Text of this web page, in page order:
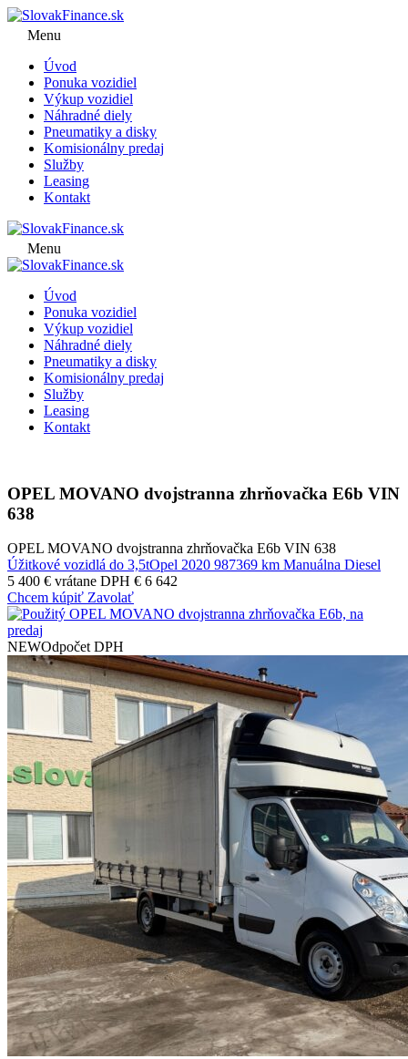
Menu
Úvod
Ponuka vozidiel
Výkup vozidiel
Náhradné diely
Pneumatiky a disky
Komisionálny predaj
Služby
Leasing
Kontakt
Menu
Úvod
Ponuka vozidiel
Výkup vozidiel
Náhradné diely
Pneumatiky a disky
Komisionálny predaj
Služby
Leasing
Kontakt
OPEL MOVANO dvojstranna zhrňovačka E6b VIN
638
OPEL MOVANO dvojstranna zhrňovačka E6b VIN 638
Úžitkové vozidlá do 3,5tOpel 2020 987369 km Manuálna Diesel
5 400 € vrátane DPH € 6 642
Chcem kúpiť Zavolať
NEWOdpočet DPH